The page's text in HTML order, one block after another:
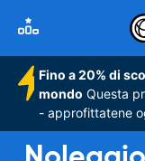
Fino a 20% di
mondo Questa
- approfittatene